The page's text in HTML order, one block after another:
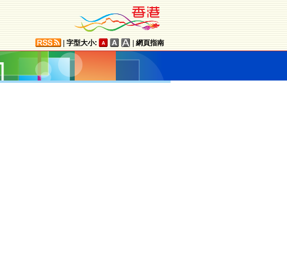
字型大小: 網頁指南